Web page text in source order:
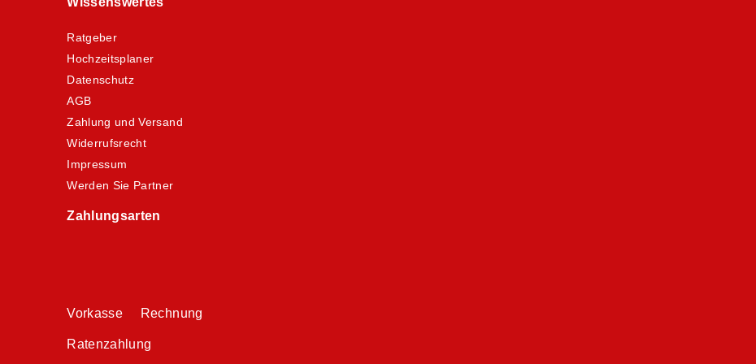
Ratgeber
Hochzeitsplaner
Datenschutz
AGB
Zahlung und Versand
Widerrufsrecht
Impressum
Werden Sie Partner
Zahlungsarten
Vorkasse Rechnung
Ratenzahlung